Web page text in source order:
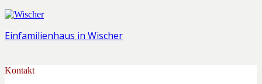
Einfamilienhaus in Wischer
Kontakt